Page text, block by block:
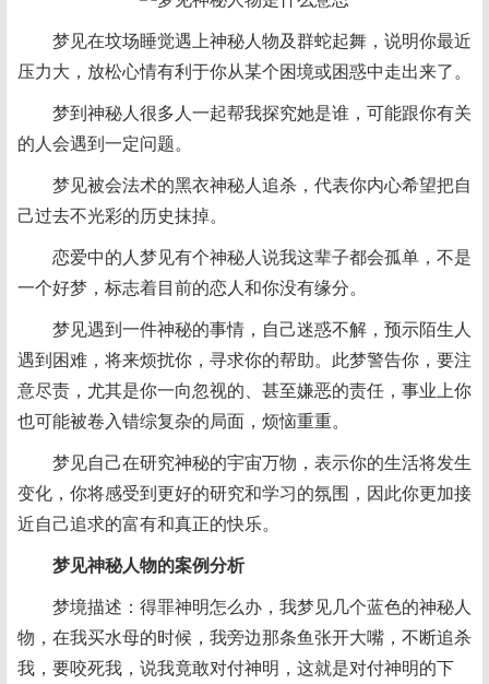
梦见在坟场睡觉遇上神秘人物及群蛇起舞，说明你最近
压力大，放松心情有利于你从某个困境或困惑中走出来了。
梦到神秘人很多人一起帮我探究她是谁，可能跟你有关
的人会遇到一定问题。
梦见被会法术的黑衣神秘人追杀，代表你内心希望把自
己过去不光彩的历史抹掉。
恋爱中的人梦见有个神秘人说我这辈子都会孤单，不是
一个好梦，标志着目前的恋人和你没有缘分。
梦见遇到一件神秘的事情，自己迷惑不解，预示陌生人
遇到困难，将来烦扰你，寻求你的帮助。此梦警告你，要注
意尽责，尤其是你一向忽视的、甚至嫌恶的责任，事业上你
也可能被卷入错综复杂的局面，烦恼重重。
梦见自己在研究神秘的宇宙万物，表示你的生活将发生
变化，你将感受到更好的研究和学习的氛围，因此你更加接
近自己追求的富有和真正的快乐。
梦见神秘人物的案例分析
梦境描述：得罪神明怎么办，我梦见几个蓝色的神秘人
物，在我买水母的时候，我旁边那条鱼张开大嘴，不断追杀
我，要咬死我，说我竟敢对付神明，这就是对付神明的下